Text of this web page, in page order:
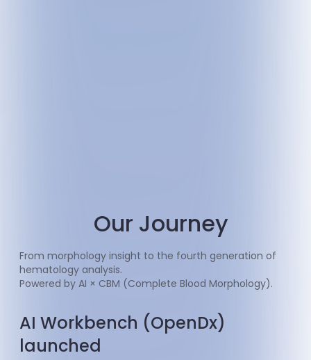
Our Journey
From morphology insight to the fourth generation of
hematology analysis.
Powered by AI × CBM (Complete Blood Morphology).
AI Workbench (OpenDx)
launched